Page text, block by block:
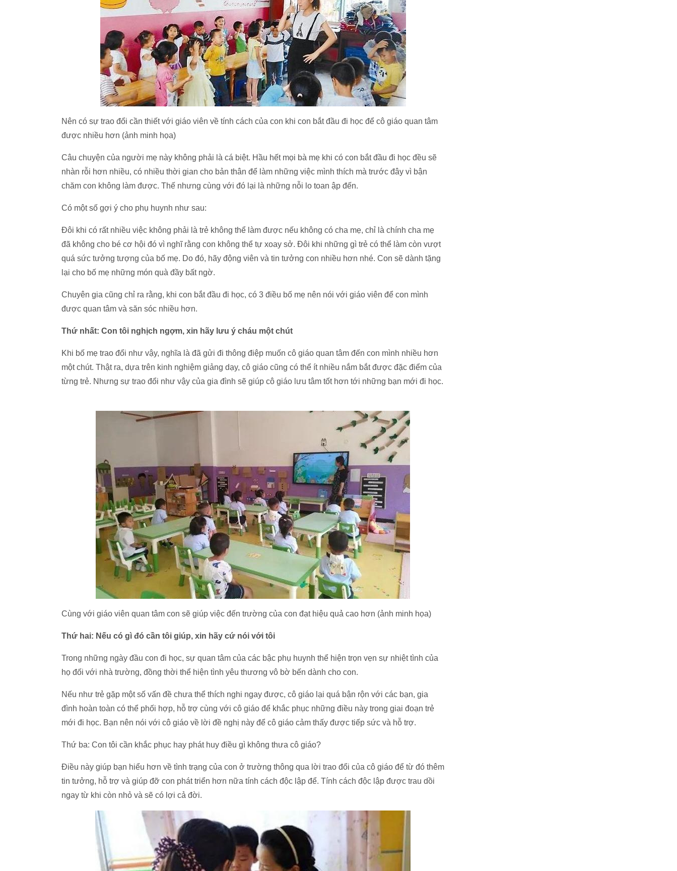
Nên có sự trao đổi cần thiết với giáo viên về tính cách của con khi con bắt đầu đi học để cô giáo quan tâm
được nhiều hơn (ảnh minh họa)
Câu chuyện của người mẹ này không phải là cá biệt. Hầu hết mọi bà mẹ khi có con bắt đầu đi học đều sẽ
nhàn rỗi hơn nhiều, có nhiều thời gian cho bản thân để làm những việc mình thích mà trước đây vì bận
chăm con không làm được. Thế nhưng cùng với đó lại là những nỗi lo toan ập đến.
Có một số gợi ý cho phụ huynh như sau:
Đôi khi có rất nhiều việc không phải là trẻ không thể làm được nếu không có cha mẹ, chỉ là chính cha mẹ
đã không cho bé cơ hội đó vì nghĩ rằng con không thể tự xoay sở. Đôi khi những gì trẻ có thể làm còn vượt
quá sức tưởng tượng của bố mẹ. Do đó, hãy động viên và tin tưởng con nhiều hơn nhé. Con sẽ dành tặng
lại cho bố mẹ những món quà đầy bất ngờ.
Chuyên gia cũng chỉ ra rằng, khi con bắt đầu đi học, có 3 điều bố mẹ nên nói với giáo viên để con mình
được quan tâm và săn sóc nhiều hơn.
Thứ nhất: Con tôi nghịch ngợm, xin hãy lưu ý cháu một chút
Khi bố mẹ trao đổi như vậy, nghĩa là đã gửi đi thông điệp muốn cô giáo quan tâm đến con mình nhiều hơn
một chút. Thật ra, dựa trên kinh nghiệm giảng dạy, cô giáo cũng có thể ít nhiều nắm bắt được đặc điểm của
từng trẻ. Nhưng sự trao đổi như vậy của gia đình sẽ giúp cô giáo lưu tâm tốt hơn tới những bạn mới đi học.
Cùng với giáo viên quan tâm con sẽ giúp việc đến trường của con đạt hiệu quả cao hơn (ảnh minh họa)
Thứ hai: Nếu có gì đó cần tôi giúp, xin hãy cứ nói với tôi
Trong những ngày đầu con đi học, sự quan tâm của các bậc phụ huynh thể hiện trọn vẹn sự nhiệt tình của
họ đối với nhà trường, đồng thời thể hiện tình yêu thương vô bờ bến dành cho con.
Nếu như trẻ gặp một số vấn đề chưa thể thích nghi ngay được, cô giáo lại quá bận rộn với các bạn, gia
đình hoàn toàn có thể phối hợp, hỗ trợ cùng với cô giáo để khắc phục những điều này trong giai đoạn trẻ
mới đi học. Bạn nên nói với cô giáo về lời đề nghị này để cô giáo cảm thấy được tiếp sức và hỗ trợ.
Thứ ba: Con tôi cần khắc phục hay phát huy điều gì không thưa cô giáo?
Điều này giúp bạn hiểu hơn về tình trạng của con ở trường thông qua lời trao đổi của cô giáo để từ đó thêm
tin tưởng, hỗ trợ và giúp đỡ con phát triển hơn nữa tính cách độc lập để. Tính cách độc lập được trau dồi
ngay từ khi còn nhỏ và sẽ có lợi cả đời.